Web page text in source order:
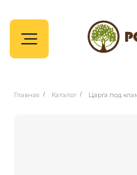
Главная / Каталог / Царга под